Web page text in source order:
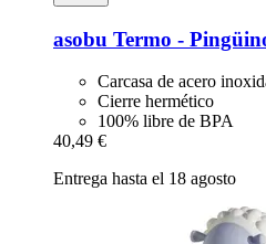
asobu Termo -​
Carcasa de acero
Cierre hermético
100% libre de BPA
40,49 €
Entrega hasta el 18 agosto